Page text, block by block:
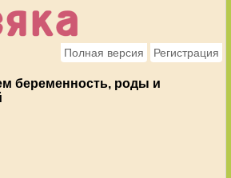
Полная версия Регистрация
беременность, роды и